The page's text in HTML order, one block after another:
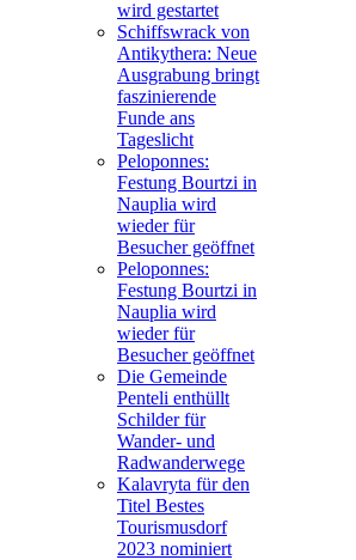
wird gestartet
Schiffswrack von
Antikythera: Neue
Ausgrabung bringt
faszinierende
Funde ans
Tageslicht
Peloponnes:
Festung Bourtzi in
Nauplia wird
wieder für
Besucher geöffnet
Peloponnes:
Festung Bourtzi in
Nauplia wird
wieder für
Besucher geöffnet
Die Gemeinde
Penteli enthüllt
Schilder für
Wander- und
Radwanderwege
Kalavryta für den
Titel Bestes
Tourismusdorf
2023 nominiert